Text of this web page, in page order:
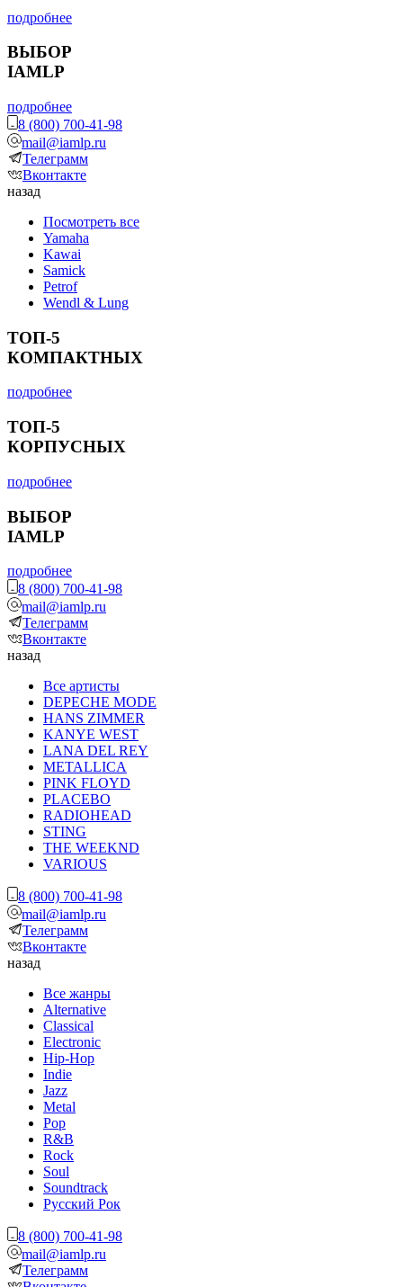
подробнее
ВЫБОР
IAMLP
подробнее
8 (800) 700-41-98
mail@iamlp.ru
Телеграмм
Вконтакте
назад
Посмотреть все
Yamaha
Kawai
Samick
Petrof
Wendl & Lung
ТОП-5
КОМПАКТНЫХ
подробнее
ТОП-5
КОРПУСНЫХ
подробнее
ВЫБОР
IAMLP
подробнее
8 (800) 700-41-98
mail@iamlp.ru
Телеграмм
Вконтакте
назад
Все артисты
DEPECHE MODE
HANS ZIMMER
KANYE WEST
LANA DEL REY
METALLICA
PINK FLOYD
PLACEBO
RADIOHEAD
STING
THE WEEKND
VARIOUS
8 (800) 700-41-98
mail@iamlp.ru
Телеграмм
Вконтакте
назад
Все жанры
Alternative
Classical
Electronic
Hip-Hop
Indie
Jazz
Metal
Pop
R&B
Rock
Soul
Soundtrack
Русский Рок
8 (800) 700-41-98
mail@iamlp.ru
Телеграмм